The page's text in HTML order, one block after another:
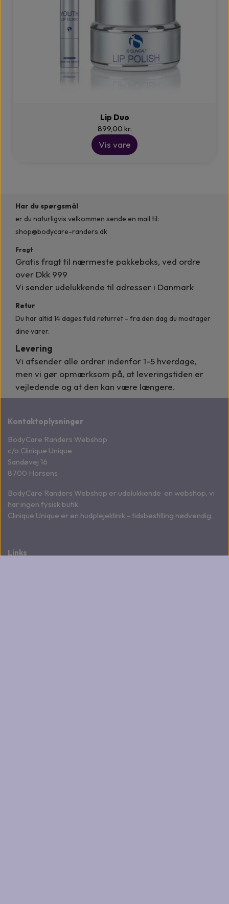
Lip Duo
899,00 kr.
Vis vare
Har du spørgsmål
er du naturligvis velkommen sende en mail til:
shop@bodycare-randers.dk
Fragt
Gratis fragt til nærmeste pakkeboks, ved ordre
over Dkk 999
Vi sender udelukkende til adresser i Danmark
Retur
Du har altid 14 dages fuld returret - fra den dag du modtager
dine varer.
Levering
Vi afsender alle ordrer indenfor1-5 hverdage,
men vi gør opmærksom på, at leveringstiden er
vejledende og at den kan være længere.
Kontaktoplysninger
BodyCare Randers Webshop
c/o Clinique Unique
Sandøvej 16
8700 Horsens
BodyCare Randers Webshop er udelukkende en webshop, vi
har ingen fysisk butik.
Clinique Unique er en hudplejeklinik - tidsbestilling nødvendig.
Links